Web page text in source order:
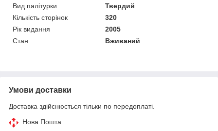
Вид палітурки
Твердий
Кількість сторінок
320
Рік видання
2005
Стан
Вживаний
Умови доставки
Доставка здійснюється тільки по передоплаті.
Нова Пошта